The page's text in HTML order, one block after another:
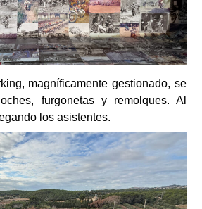
magníficamente gestionado, se
furgonetas y remolques. Al
los asistentes.